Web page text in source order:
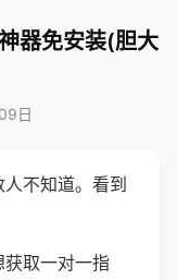
器免安装(胆大
日
不知道。看到
取一对一指